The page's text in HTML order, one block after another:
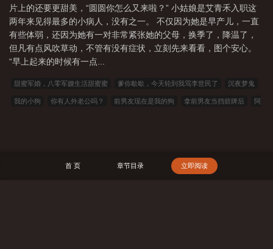
片上的还要更甜美，“圆圆你怎么又来啦？” 小姑娘是艾青禾入职这
两年来见得最多的小病人，没有之一。 不仅因为她是早产儿，一直
有些体弱，还因为她有一对非常紧张她的父母，换季了，降温了，
但凡有点风吹草动，不管有没有症状，立刻先来看看，图个安心。
“早上起来的时候有一点...
甜蜜军婚，八零军嫂生活甜蜜蜜 爹你歇歇，今天轮到我骂李世民了 沉夜梦鬼
我的小狗 你有人外老公吗？ 前男友现在是我的狗 拿前男友当挡箭牌后 阿
超神谍武，特工修仙爽歪歪 官家：闪婚后，才知家族权势滔
首 页 章节目录 立即阅读